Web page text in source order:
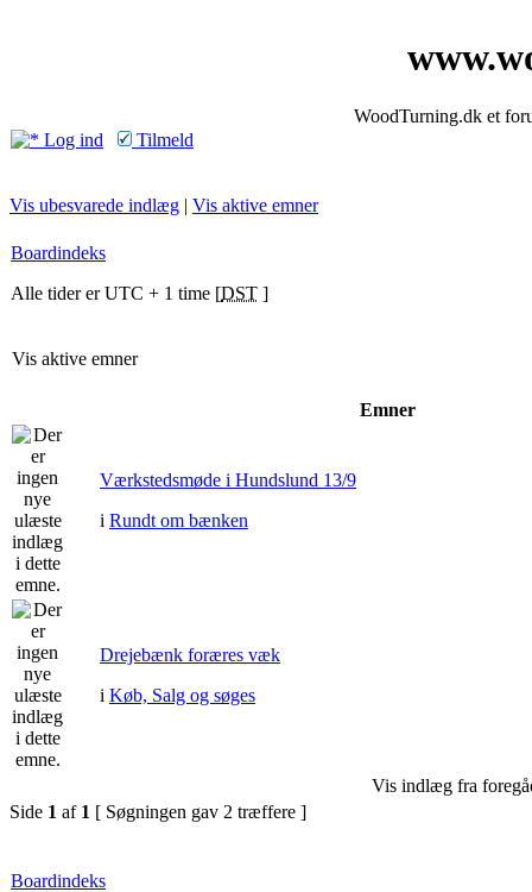
WoodTurning.dk et
Log ind
Tilmeld
Vis ubesvarede indlæg | Vis aktive emner
Boardindeks
Alle tider er UTC + 1 time [DST ]
Vis aktive emner
Emner
Værkstedsmøde i Hundslund 13/9
i Rundt om bænken
Drejebænk foræres væk
i Køb, Salg og søges
Vis indlæg fra
Side 1 af 1 [ Søgningen gav 2 træffere ]
Boardindeks